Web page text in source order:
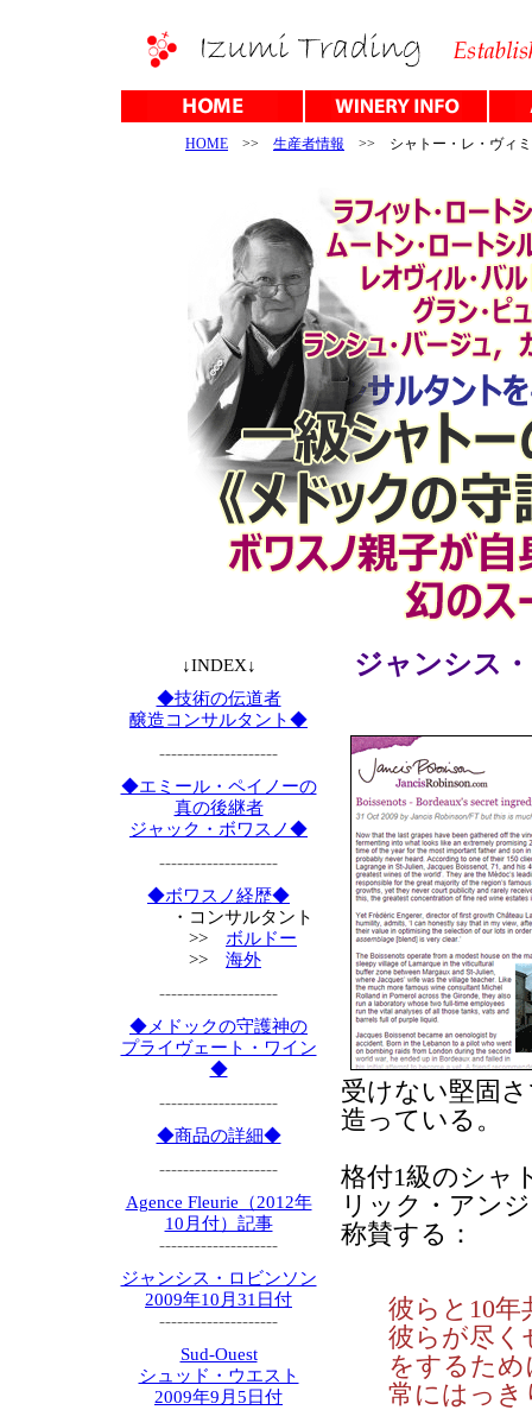
HOME >> 生産者情報 >> シャトー・レ・ヴィ
↓INDEX↓
◆技術の伝道者
醸造コンサルタント◆
--------------------
◆エミール・ペイノーの
真の後継者
ジャック・ボワスノ◆
--------------------
◆ボワスノ経歴◆
・コンサルタント
>> ボルドー
>> 海外
--------------------
◆メドックの守護神の
プライヴェート・ワイン
◆
--------------------
◆商品の詳細◆
--------------------
Agence Fleurie（2012年
10月付）記事
--------------------
ジャンシス・ロビンソン
2009年10月31日付
--------------------
Sud-Ouest
シュッド・ウエスト
2009年9月5日付
ジャンシス
受けない堅固
造っている。
格付1級のシャ
リック・アン
称賛する：
彼らと10
彼らが尽く
をするた
常にはっき